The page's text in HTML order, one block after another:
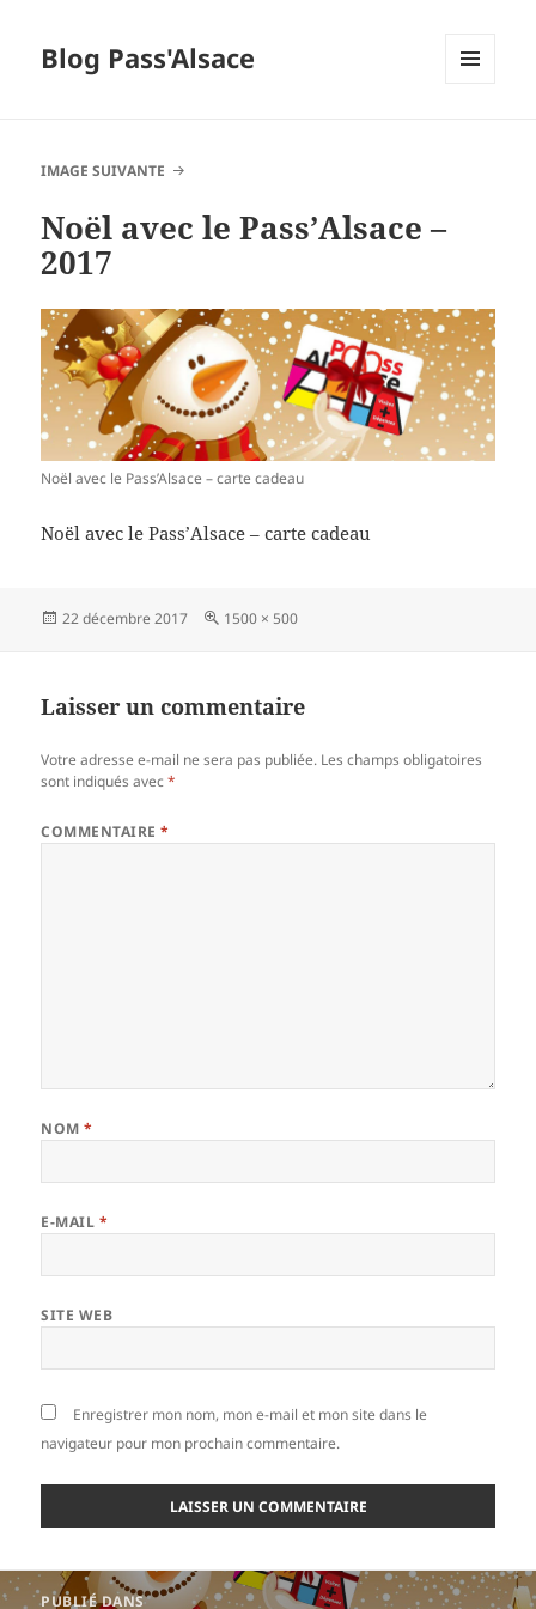
Blog Pass'Alsace
IMAGE SUIVANTE
Noël avec le Pass’Alsace –
2017
Noël avec le Pass’Alsace – carte cadeau
Noël avec le Pass’Alsace – carte cadeau
Publié
22 décembre 2017
Taille
1500 × 500
Laisser un commentaire
Votre adresse e-mail ne sera pas publiée. Les champs obligatoires
sont indiqués avec*
COMMENTAIRE*
NOM*
E-MAIL *
SITE WEB
Enregistrer mon nom, mon e-mail et mon site dans le
navigateur pour mon prochain commentaire.
Navigation
PUBLIÉ DANS